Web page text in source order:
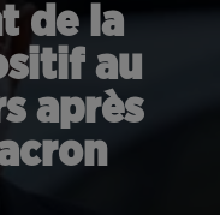
de la
au
après